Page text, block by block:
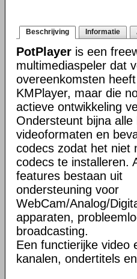
Beschrijving Informatie
PotPlayer is een
multimediaspeler dat
overeenkomsten
KMPlayer, maar die
actieve ontwikkeling
Ondersteunt bijna alle
videoformaten en
codecs zodat het niet
codecs te installeren.
features bestaan uit
ondersteuning voor
WebCam/Analog/
apparaten,
broadcasting.
Een functierijke video
kanalen, ondertitels